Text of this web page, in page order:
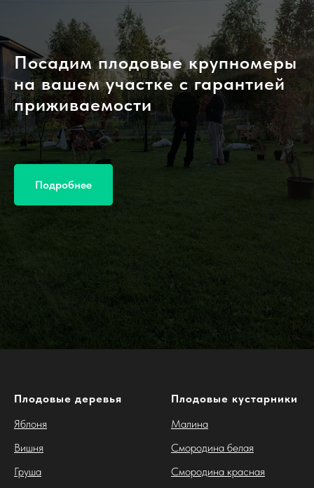
Посадим плодовые крупномеры
на вашем участке с гарантией
приживаемости
Подробнее
Плодовые деревья
Яблоня
Вишня
Груша
Плодовые кустарники
Малина
Смородина белая
Смородина красная